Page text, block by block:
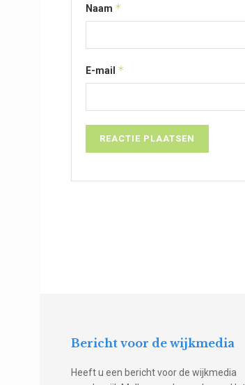
Naam *
E-mail *
Bericht voor de wijkmedia
Heeft u een bericht voor de wijkmedia